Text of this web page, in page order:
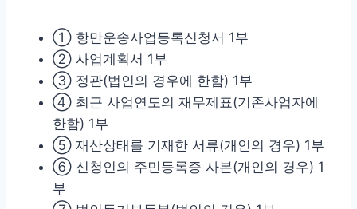
① 항만운송사업등록신청서 1부
② 사업계획서 1부
③ 정관(법인의 경우에 한함) 1부
④ 최근 사업연도의 재무제표(기존사업자에
한함) 1부
⑤ 재산상태를 기재한 서류(개인의 경우) 1부
⑥ 신청인의 주민등록증 사본(개인의 경우) 1
부